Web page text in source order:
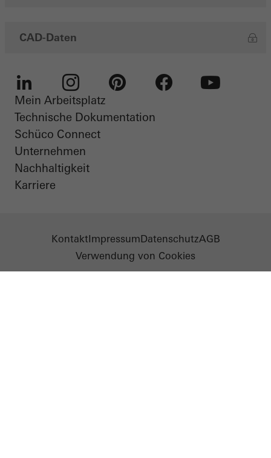
CAD-Daten
LinkedIn Instagram
Mein Arbeitsplatz
Technische Dokumentation
Schüco Connect
Unternehmen
Nachhaltigkeit
Karriere
KontaktImpressumDatenschutzAGB
Verwendung von Cookies